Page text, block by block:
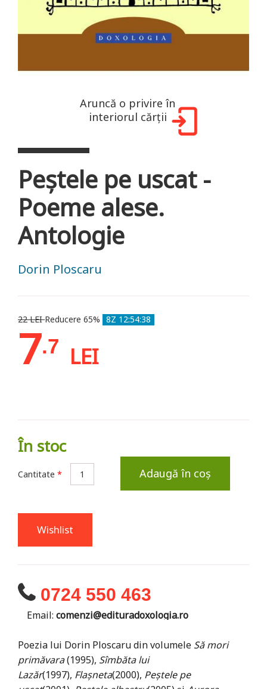
Aruncă o privire în
interiorul cărții
Peştele pe uscat -
Poeme alese.
Antologie
Dorin Ploscaru
22 LEIReducere 65% 8Z 12:54:36
7.7 LEI
În stoc
Cantitate * Adaugă în coș
Wishlist
0724 550 463
Email: comenzi@edituradoxologia.ro
Poezia lui Dorin Ploscaru din volumele Să mori
primăvara(1995), Sîmbăta lui
Lazăr(1997), Flașneta(2000), Peștele pe